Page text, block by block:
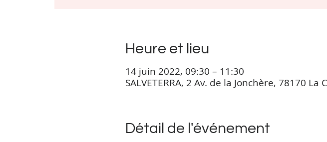
Heure et lieu
14 juin 2022, 09:30 – 11:30
SALVETERRA, 2 Av. de la Jonchère, 78170 La
Détail de l'événement